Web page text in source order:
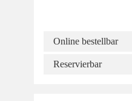
Online bestellbar
Reservierbar